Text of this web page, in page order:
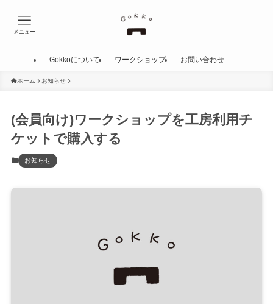
メニュー
Gokkoについて ワークショップ お問い合わせ
ホーム お知らせ
(会員向け)ワークショップを工房利用チ
ケットで購入する
お知らせ